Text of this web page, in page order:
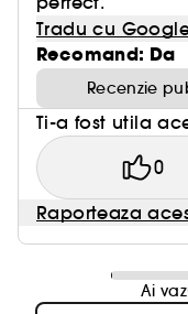
Tradu cu
Recomand: Da
Recenzie
Ti-a fost utila
0
Raporteaza
Ai